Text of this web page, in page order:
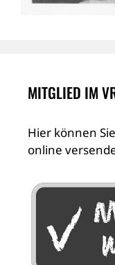
MITGLIED IM
Hier können
online